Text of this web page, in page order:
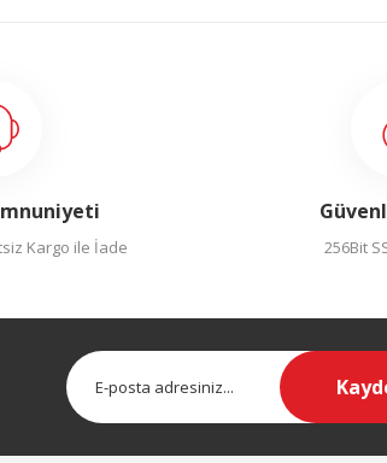
Kargo ile İade 256Bit